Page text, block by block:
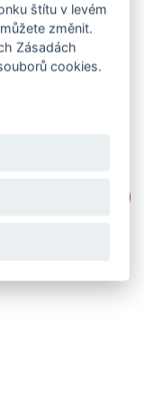
štítu v levém
změnit.
Zásadách
cookies.